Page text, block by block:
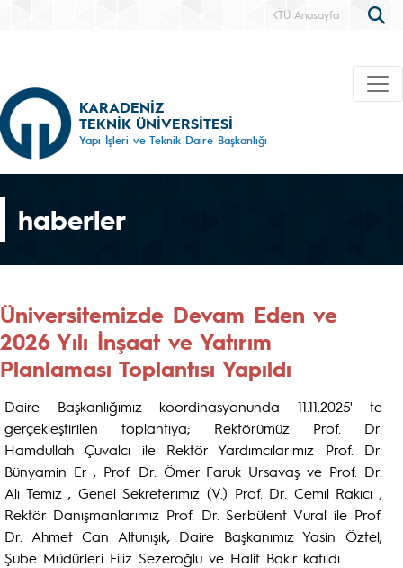
KTÜ Anasayfa
KARADENİZ
TEKNİK ÜNİVERSİTESİ
Yapı İşleri ve Teknik Daire Başkanlığı
haberler
Üniversitemizde Devam Eden ve
2026 Yılı İnşaat ve Yatırım
Planlaması Toplantısı Yapıldı
Daire Başkanlığımız koordinasyonunda 11.11.2025' te
gerçekleştirilen toplantıya; Rektörümüz Prof. Dr.
Hamdullah Çuvalcı ile Rektör Yardımcılarımız Prof. Dr.
Bünyamin Er , Prof. Dr. Ömer Faruk Ursavaş ve Prof. Dr.
Ali Temiz , Genel Sekreterimiz (V.) Prof. Dr. Cemil Rakıcı ,
Rektör Danışmanlarımız Prof. Dr. Serbülent Vural ile Prof.
Dr. Ahmet Can Altunışık, Daire Başkanımız Yasin Öztel,
Şube Müdürleri Filiz Sezeroğlu ve Halit Bakır katıldı.